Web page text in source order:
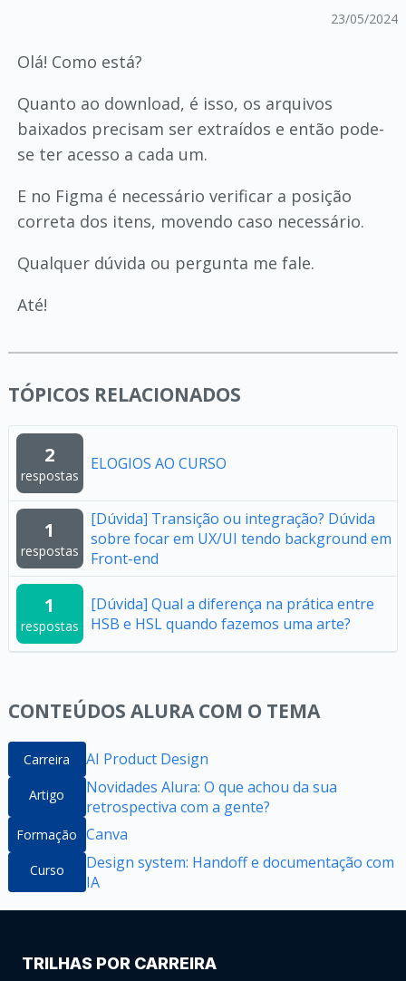
23/05/2024
Olá! Como está?
Quanto ao download, é isso, os arquivos
baixados precisam ser extraídos e então pode-
se ter acesso a cada um.
E no Figma é necessário verificar a posição
correta dos itens, movendo caso necessário.
Qualquer dúvida ou pergunta me fale.
Até!
TÓPICOS RELACIONADOS
2
respostas
ELOGIOS AO CURSO
1
respostas
[Dúvida] Transição ou integração? Dúvida
sobre focar em UX/UI tendo background em
Front-end
1
respostas
[Dúvida] Qual a diferença na prática entre
HSB e HSL quando fazemos uma arte?
CONTEÚDOS ALURA COM O TEMA
Carreira AI Product Design
Artigo
Novidades Alura: O que achou da sua
retrospectiva com a gente?
Formação Canva
Curso
Design system: Handoff e documentação com
IA
TRILHAS POR CARREIRA